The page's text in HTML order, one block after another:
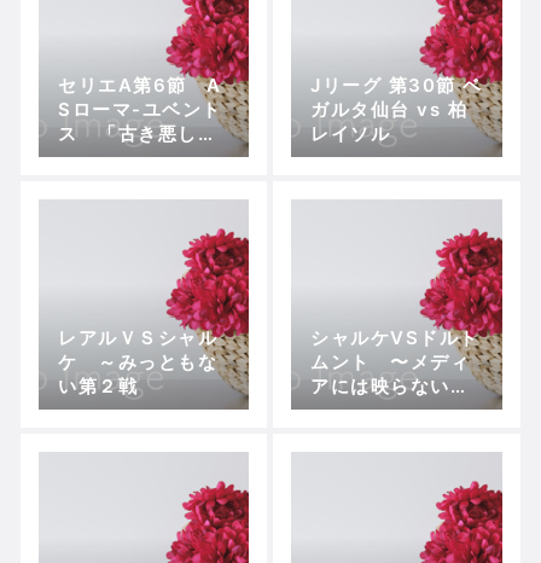
セリエA第6節 A
Sローマ-ユベント
ス 「古き悪しき
伝統」の疑い
Jリーグ 第30節 ベ
ガルタ仙台 vs 柏
レイソル
レアルＶＳシャル
ケ ～みっともな
い第２戦
シャルケVSドルト
ムント 〜メディ
アには映らない香
川の姿〜